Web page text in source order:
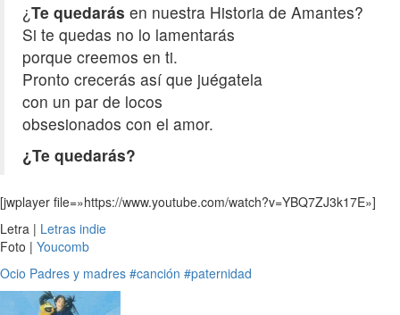
¿Te quedarás en nuestra Historia de Amantes?
Si te quedas no lo lamentarás
porque creemos en ti.
Pronto crecerás así que juégatela
con un par de locos
obsesionados con el amor.
¿Te quedarás?
[jwplayer file=»https://www.youtube.com/watch?v=YBQ7ZJ3k17E»]
Letra | Letras indie
Foto | Youcomb
Ocio Padres y madres #canción #paternidad